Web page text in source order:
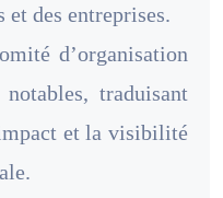
des entreprises.
d’organisation
traduisant
et la visibilité